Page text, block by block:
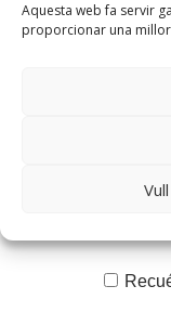
Aquesta web fa servir
proporcionar una
Acceso de
Nombre de